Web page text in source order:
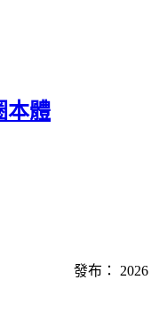
本體
發布： 2026